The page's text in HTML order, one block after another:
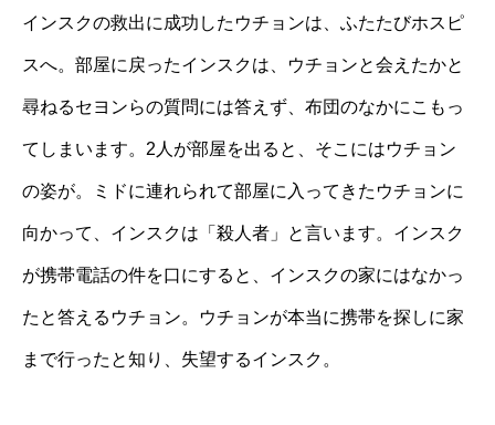
インスクの救出に成功したウチョンは、ふたたびホスピ
スへ。部屋に戻ったインスクは、ウチョンと会えたかと
尋ねるセヨンらの質問には答えず、布団のなかにこもっ
てしまいます。2人が部屋を出ると、そこにはウチョン
の姿が。ミドに連れられて部屋に入ってきたウチョンに
向かって、インスクは「殺人者」と言います。インスク
が携帯電話の件を口にすると、インスクの家にはなかっ
たと答えるウチョン。ウチョンが本当に携帯を探しに家
まで行ったと知り、失望するインスク。